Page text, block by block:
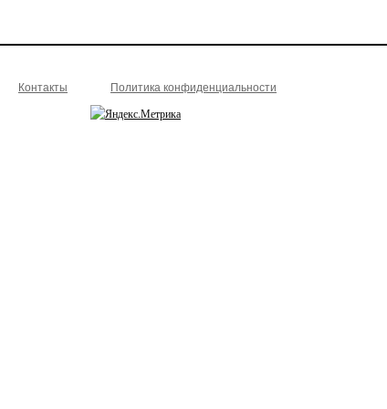
Контакты Политика конфиденциальности